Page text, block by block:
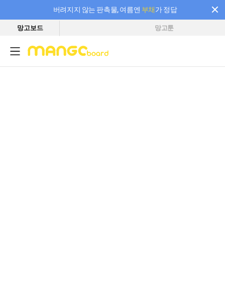
버려지지 않는 판촉물, 여름엔 부채가 정답
필요한 만큼 충전하고 끊김 없이 작업하세요! 새로워진 AI 부스터 요금제
망고보드 망고툰